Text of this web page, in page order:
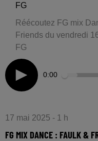
FG
Réécoutez FG mix
Friends du vendredi
FG
0:00
17 mai 2025 - 1 h
FG MIX DANCE : FAULK &